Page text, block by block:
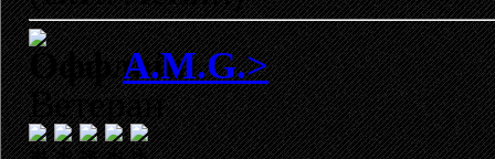
A.M.G.>
Ветеран